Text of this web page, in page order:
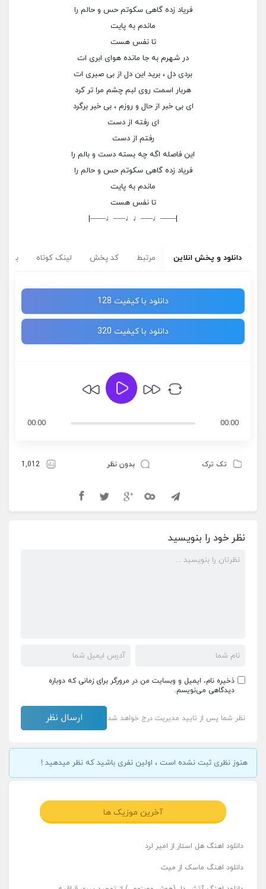
فریاد زده گاهی سکوتم حس و حالم را
ماندم به پایت
تا نفس هست
در شهرم به جا مانده هوای ابری ات
بردی دل ، برید این دل از بی صبری ات
هربار اسمت روی لبم چشم مرا تر کرد
ای بی خبر از حال و روزم ، بی خبر برگرد
ای رفته از دست
رفتم از دست
این فاصله اگه چه بسته دست و بالم را
فریاد زده گاهی سکوتم حس و حالم را
ماندم به پایت
تا نفس هست
|——♩—–♩♩—–♩——|
دانلود و پخش انلاین مرتبط کد پخش لینک کوتاه
دانلود با کیفیت 128
دانلود با کیفیت 320
00:00
00:00
تک ترک بدون نظر 1,012
نظر خود را بنویسید
ذخیره نام، ایمیل و وبسایت من در مرورگر برای زمانی که دوباره
دیدگاهی می‌نویسم.
نظر شما پس از تایید مدیریت درج خواهد شد
هنوز نظری ثبت نشده است ، اولین نفری باشید که نظر میدهید !
آخرین موزیک ها
دانلود اهنگ هل استار از امیر لرد
دانلود اهنگ ماسک از میث